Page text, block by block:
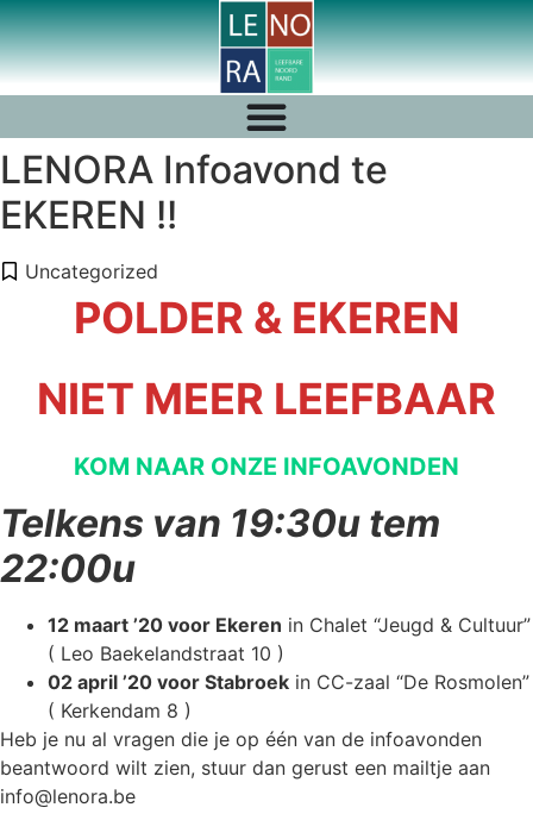
LENORA Infoavond te
EKEREN !!
Uncategorized
POLDER & EKEREN
NIET MEER LEEFBAAR
KOM NAAR ONZE INFOAVONDEN
Telkens van 19:30u tem
22:00u
12 maart ’20 voor Ekeren in Chalet “Jeugd & Cultuur”
( Leo Baekelandstraat 10 )
02 april ’20 voor Stabroek in CC-zaal “De Rosmolen”
( Kerkendam 8 )
Heb je nu al vragen die je op één van de infoavonden
beantwoord wilt zien, stuur dan gerust een mailtje aan
info@lenora.be